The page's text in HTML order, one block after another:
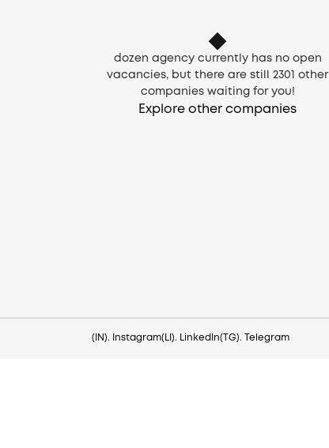
dozen agency currently has no open
vacancies, but there are still
2301
other
companies waiting for you!
Explore other companies
(IN). Instagram(LI). LinkedIn(TG). Telegram